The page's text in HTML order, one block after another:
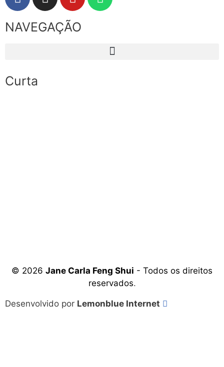
NAVEGAÇÃO
Curta
© 2026 Jane Carla Feng Shui - Todos os direitos
reservados.
Desenvolvido por Lemonblue Internet